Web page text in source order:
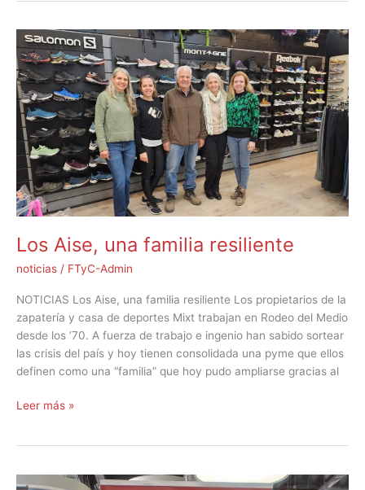
Los Aise, una familia resiliente
noticias / FTyC-Admin
NOTICIAS Los Aise, una familia resiliente Los propietarios de la
zapatería y casa de deportes Mixt trabajan en Rodeo del Medio
desde los ’70. A fuerza de trabajo e ingenio han sabido sortear
las crisis del país y hoy tienen consolidada una pyme que ellos
definen como una “familia” que hoy pudo ampliarse gracias al
Los
Aise,
una
familia
resiliente
Leer más »
El